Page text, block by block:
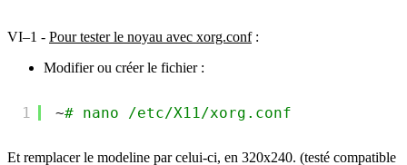
VI–1 - Pour tester le noyau avec xorg.conf:
Modifier ou créer le fichier :
1 ~# nano /etc/X11/xorg.conf
Et remplacer le modeline par celui-ci, en 320x240. (testé compatible